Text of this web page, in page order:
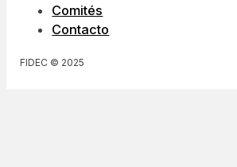
FIDEC
Entidades fundadoras
Noticias